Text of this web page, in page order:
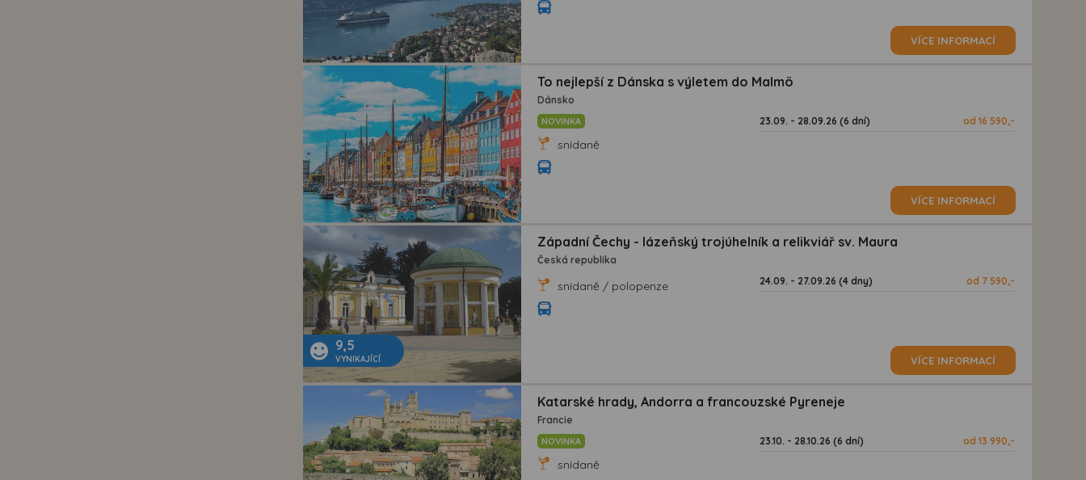
VÍCE INFORMACÍ
To nejlepší z Dánska s výletem do Malmö
Dánsko
NOVINKA
snídaně
23.09. - 28.09.26 (6 dní) od 16 590,-
VÍCE INFORMACÍ
9,5
VYNIKAJÍCÍ
Západní Čechy - lázeňský trojúhelník a relikviář sv. Maura
Česká republika
snídaně / polopenze 24.09. - 27.09.26 (4 dny) od 7 590,-
VÍCE INFORMACÍ
Katarské hrady, Andorra a francouzské Pyreneje
Francie
NOVINKA
snídaně
23.10. - 28.10.26 (6 dní) od 13 990,-
možná bezprostřední identifikace uživatele. Bez vyjádření
souhlasu, nedojde k zobrazování obsahu a reklam
přizpůsobených Vašim zájmům.